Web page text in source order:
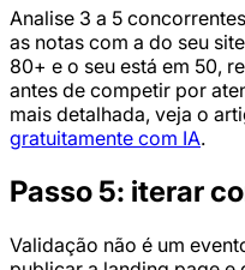
Analise 3 a 5
as notas com a do seu
80+ e o seu está em 50,
antes de competir por
mais detalhada, veja o
gratuitamente com IA.
Passo 5: iterar
Validação não é um